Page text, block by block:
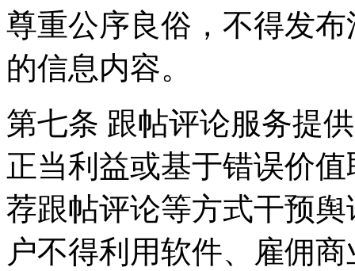
尊重公序良俗，不得发
的信息内容。
第七条 跟帖评论服务提
正当利益或基于错误价
荐跟帖评论等方式干预
户不得利用软件、雇佣